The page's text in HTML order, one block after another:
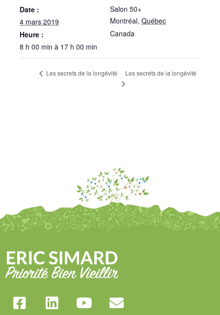
Date :
4 mars 2019
Heure :
8 h 00 min à 17 h 00 min
Salon 50+
Montréal, Québec
Canada
Les secrets de la longévité Les secrets de la longévité